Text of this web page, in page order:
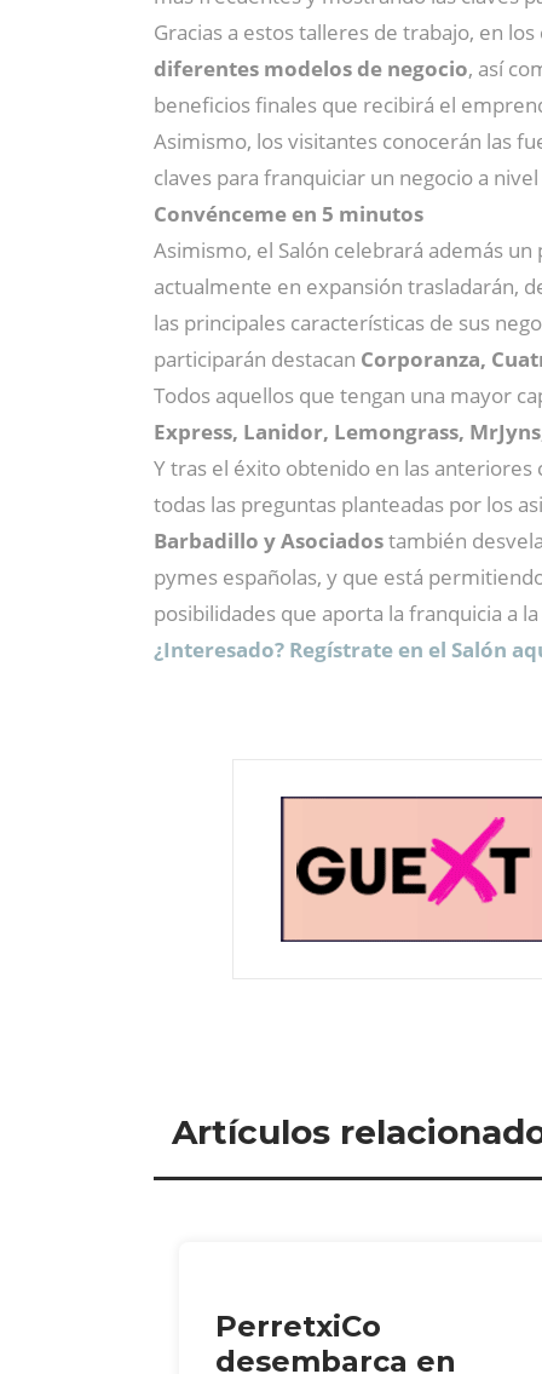
Gracias a estos talleres de trabajo, en
diferentes modelos de negocio, así
beneficios finales que recibirá el
Asimismo, los visitantes conocerán las
claves para franquiciar un negocio a
Convénceme en 5 minutos
Asimismo, el Salón celebrará además
actualmente en expansión trasladarán,
las principales características de sus
participarán destacan Corporanza,
Todos aquellos que tengan una mayor
Express, Lanidor, Lemongrass,
Y tras el éxito obtenido en las anteriores
todas las preguntas planteadas por los
Barbadillo y Asociadostambién
pymes españolas, y que está
posibilidades que aporta la franquicia a
¿Interesado? Regístrate en el Salón
Artículos
PerretxiCo
desembarca en